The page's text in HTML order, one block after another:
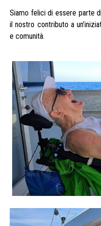
Siamo felici di essere parte
il nostro contributo a
e comunità.